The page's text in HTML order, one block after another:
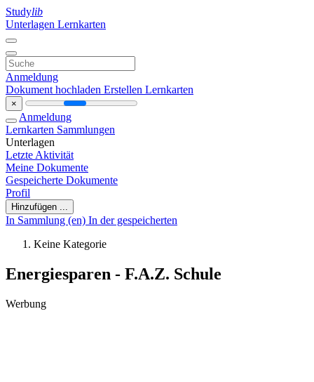
Studylib
Unterlagen Lernkarten
Anmeldung
Dokument hochladen Erstellen Lernkarten
×
Anmeldung
Lernkarten Sammlungen
Unterlagen
Letzte Aktivität
Meine Dokumente
Gespeicherte Dokumente
Profil
Hinzufügen ...
In Sammlung (en) In der gespeicherten
Keine Kategorie
Energiesparen - F.A.Z. Schule
Werbung